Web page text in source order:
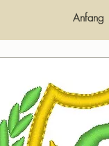
Anfang